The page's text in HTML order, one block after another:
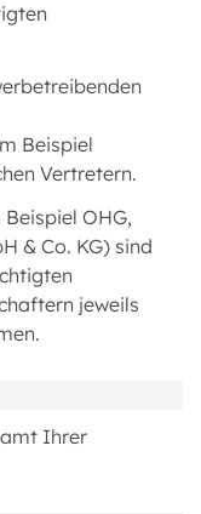
Beispiel
Vertretern.
OHG,
& Co. KG) sind
jeweils
Ihrer